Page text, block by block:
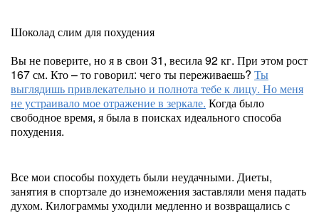
Шоколад слим для похудения
Вы не поверите, но я в свои 31, весила 92 кг. При этом рост
167 см. Кто – то говорил: чего ты переживаешь? Ты
выглядишь привлекательно и полнота тебе к лицу. Но меня
не устраивало мое отражение в зеркале. Когда было
свободное время, я была в поисках идеального способа
похудения.
Все мои способы похудеть были неудачными. Диеты,
занятия в спортзале до изнеможения заставляли меня падать
духом. Килограммы уходили медленно и возвращались с